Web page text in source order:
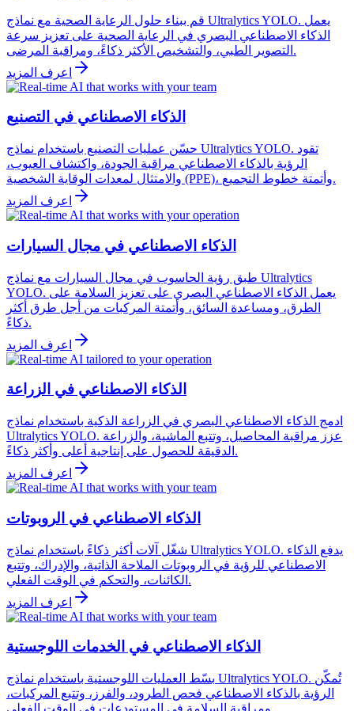
قم ببناء حلول الرعاية الصحية مع نماذج Ultralytics YOLO. يعمل
الذكاء الاصطناعي البصري في الرعاية الصحية على تعزيز سرعة
التصوير الطبي، والتشخيص الأكثر ذكاءً، ومراقبة المرضى.
اعرف المزيد
الذكاء الاصطناعي في التصنيع
حسّن عمليات التصنيع باستخدام نماذج Ultralytics YOLO. تقود
الرؤية بالذكاء الاصطناعي مراقبة الجودة، واكتشاف العيوب،
والامتثال لمعدات الوقاية الشخصية (PPE)، وأتمتة خطوط التجميع.
اعرف المزيد
الذكاء الاصطناعي في مجال السيارات
طبق رؤية الحاسوب في مجال السيارات مع نماذج Ultralytics
YOLO. يعمل الذكاء الاصطناعي البصري على تعزيز السلامة على
الطرق، ومساعدة السائق، وأتمتة المركبات من أجل طرق أكثر
ذكاءً.
اعرف المزيد
الذكاء الاصطناعي في الزراعة
ادمج الذكاء الاصطناعي البصري في الزراعة الذكية باستخدام نماذج
Ultralytics YOLO. عزز مراقبة المحاصيل، وتتبع الماشية، والزراعة
الدقيقة للحصول على إنتاجية أعلى وأكثر ذكاءً.
اعرف المزيد
الذكاء الاصطناعي في الروبوتات
شغّل آلات أكثر ذكاءً باستخدام نماذج Ultralytics YOLO. يدفع الذكاء
الاصطناعي للرؤية في الروبوتات الملاحة الذاتية، والإدراك، وتتبع
الكائنات، والتحكم في الوقت الفعلي.
اعرف المزيد
الذكاء الاصطناعي في الخدمات اللوجستية
بسّط العمليات اللوجستية باستخدام نماذج Ultralytics YOLO. تُمكّن
الرؤية بالذكاء الاصطناعي فحص الطرود، والفرز، وتتبع المركبات،